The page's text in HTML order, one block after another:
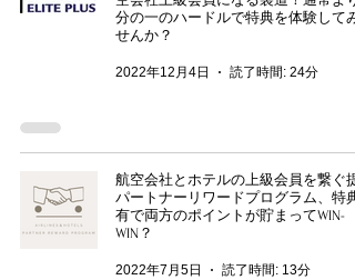
分の一のハードルで特典を体験して
せんか？
2022年12月4日 読了時間: 24分
航空会社とホテルの上級会員を繋ぐ
パートナーリワードプログラム、特
有で両方のポイントが貯まってWIN-
WIN？
2022年7月5日 読了時間: 13分